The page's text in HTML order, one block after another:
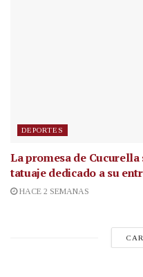
DEPORTES
La promesa de
tatuaje dedicado a su
HACE 2 SEMANAS